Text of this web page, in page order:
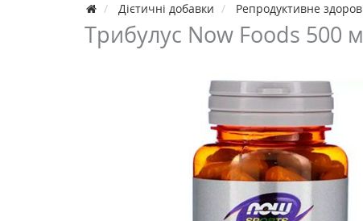
Дієтичні добавки Репродуктивне
Трибулус Now Foods 500